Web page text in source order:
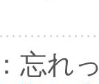
忘れ